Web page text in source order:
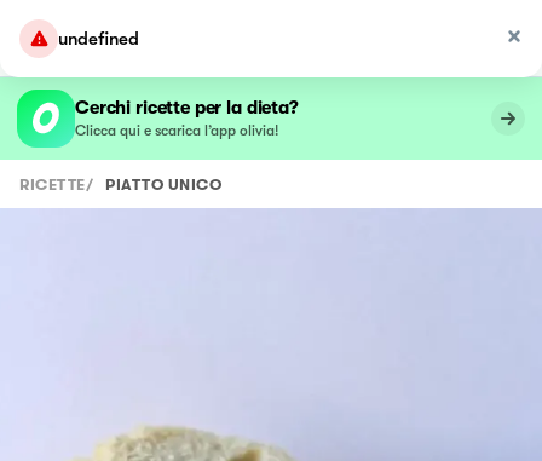
undefined
Cerchi ricette per la dieta?
Clicca qui e scarica l’app olivia!
RICETTE/ PIATTO UNICO